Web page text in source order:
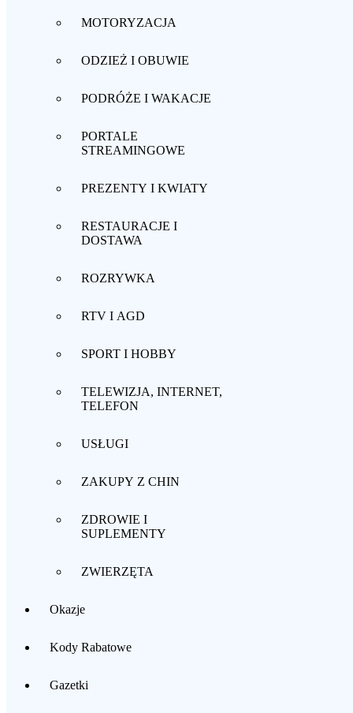
MOTORYZACJA
ODZIEŻ I OBUWIE
PODRÓŻE I WAKACJE
PORTALE
STREAMINGOWE
PREZENTY I KWIATY
RESTAURACJE I
DOSTAWA
ROZRYWKA
RTV I AGD
SPORT I HOBBY
TELEWIZJA, INTERNET,
TELEFON
USŁUGI
ZAKUPY Z CHIN
ZDROWIE I
SUPLEMENTY
ZWIERZĘTA
Okazje
Kody Rabatowe
Gazetki